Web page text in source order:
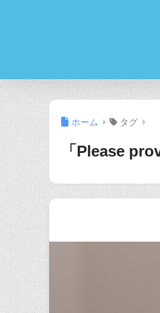
ホーム タグ
「Please